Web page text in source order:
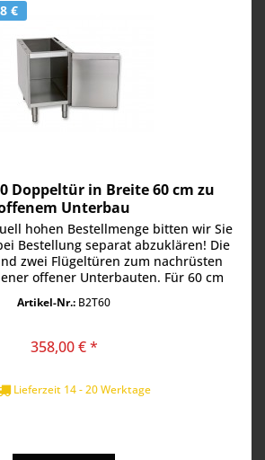
€
Doppeltür in Breite 60 cm zu
Unterbau
hohen Bestellmenge bitten wir Sie
Bestellung separat abzuklären! Die
zwei Flügeltüren zum nachrüsten
offener Unterbauten. Für 60 cm
Artikel-Nr.: B2T60
358,00 € *
Lieferzeit 14 - 20 Werktage